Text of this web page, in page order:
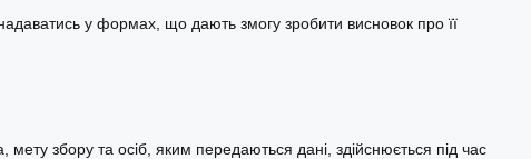
у формах, що дають змогу зробити висновок про її
збору та осіб, яким передаються дані, здійснюється під час